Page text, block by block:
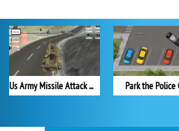
Us Army Missile Attack Army Truck Driving Park the Police